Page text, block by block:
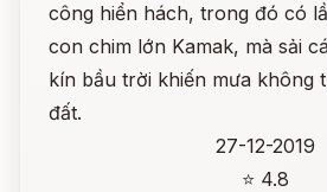
công hiển hách, trong đó có
con chim lớn Kamak, mà sải
kín bầu trời khiến mưa không
đất.
27-12-2019
⭐ 4.8